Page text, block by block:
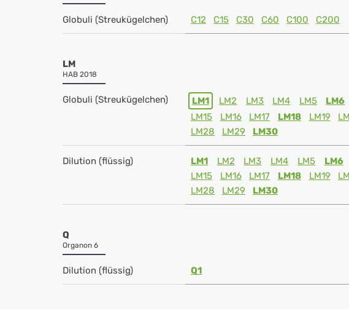
Globuli (Streukügelchen) C12 C15 C30 C60 C100 C200
LM
HAB 2018
Globuli (Streukügelchen) LM1 LM2 LM3 LM4 LM5 LM6
LM15
LM16 LM17 LM18 LM19
LM28
LM29 LM30
Dilution (flüssig) LM1 LM2 LM3 LM4 LM5 LM6
LM15
LM16 LM17 LM18 LM19
LM28
LM29 LM30
Q
Organon 6
Dilution (flüssig) Q1